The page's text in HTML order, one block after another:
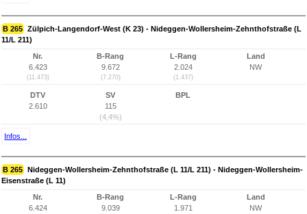
B 265 Zülpich-Langendorf-West (K 23) - Nideggen-Wollersheim-Zehnthofstraße (L
11/L 211)
Nr.
6.423
(11.473)
B-Rang
9.672
(7.270)
L-Rang
2.024
(1.437)
Land
NW
DTV
2.610
SV
115
(4,4%)
BPL
Infos...
B 265 Nideggen-Wollersheim-Zehnthofstraße (L 11/L 211) - Nideggen-Wollersheim-
Eisenstraße (L 11)
Nr.
6.424
B-Rang
9.039
L-Rang
1.971
Land
NW